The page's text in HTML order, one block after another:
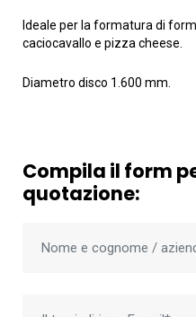
Ideale per la formatura di
caciocavallo e pizza cheese.
Diametro disco 1.600 mm.
Compila il form
quotazione: